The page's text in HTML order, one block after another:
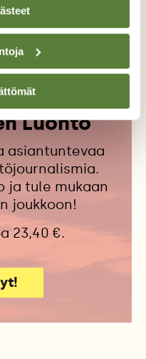
KURKI
Luonto
asiantuntevaa
ja tule mukaan
joukkoon!
23,40 €.